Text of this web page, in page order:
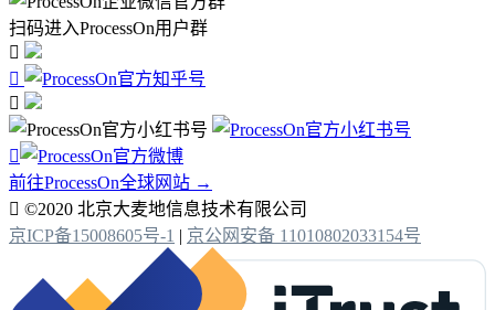
扫码进入ProcessOn用户群




前往ProcessOn全球网站 →
 ©2020 北京大麦地信息技术有限公司
京ICP备15008605号-1 | 京公网安备 11010802033154号